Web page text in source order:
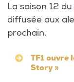
La saison 12 du
diffusée aux
prochain.
TF1 ouvre
Story »